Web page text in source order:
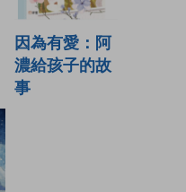
因為有愛：阿
濃給孩子的故
事